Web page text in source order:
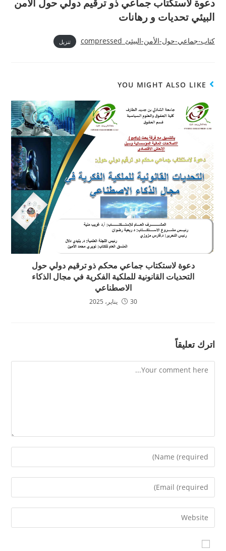
دعوة لاستكتاب جماعي ذو ترقيم دولي حول الأمن
البيئي تحديات و رهانات
كتاب-جماعي-حول-الأمن-البيئئ_compressed تنزيل
YOU MIGHT ALSO LIKE
دعوة لاستكتاب جماعي محكم ذو ترقيم دولي حول
التحديات القانونية للملكية الفكرية في مجال الذكاء
الاصطناعي
30 يناير، 2025
اترك تعليقاً